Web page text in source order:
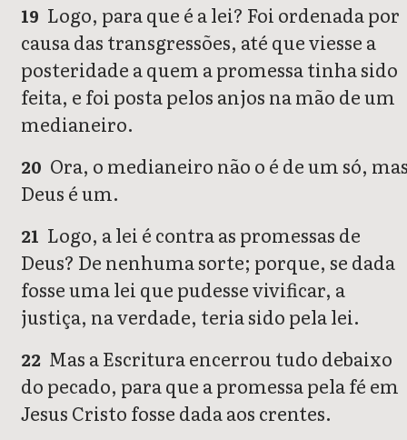
19 Logo, para que é a lei? Foi ordenada por
causa das transgressões, até que viesse a
posteridade a quem a promessa tinha sido
feita, e foi posta pelos anjos na mão de um
medianeiro.
20 Ora, o medianeiro não o é de um só,
Deus é um.
21 Logo, a lei é contra as promessas de
Deus? De nenhuma sorte; porque, se dada
fosse uma lei que pudesse vivificar, a
justiça, na verdade, teria sido pela lei.
22 Mas a Escritura encerrou tudo debaixo
do pecado, para que a promessa pela fé em
Jesus Cristo fosse dada aos crentes.